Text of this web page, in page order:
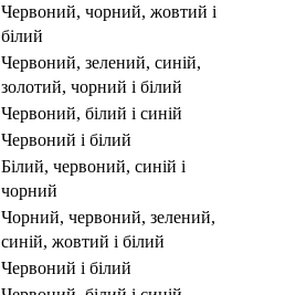
червоний, чорний, жовтий і
білий
червоний, зелений, синій,
золотий, чорний і білий
червоний, білий і синій
червоний і білий
білий, червоний, синій і
чорний
чорний, червоний, зелений,
синій, жовтий і білий
червоний і білий